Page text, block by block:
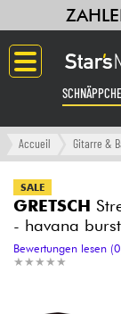
Langue
Accueil Gitarre &
SALE
GRETSCH
- havana burst
★ ★ ★ ★ ★
★ ★ ★ ★ ★
Bewertungen lesen